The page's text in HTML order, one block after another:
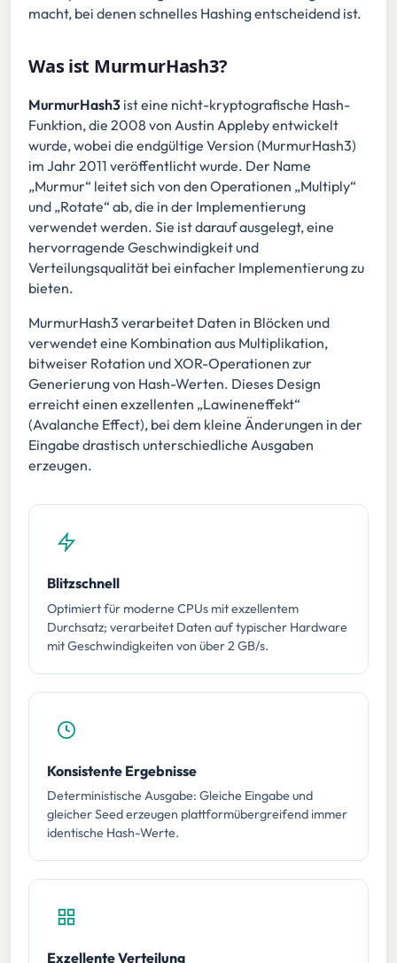
macht, bei denen schnelles Hashing entscheidend ist.
Was ist MurmurHash3?
MurmurHash3 ist eine nicht-kryptografische Hash-
Funktion, die 2008 von Austin Appleby entwickelt
wurde, wobei die endgültige Version (MurmurHash3)
im Jahr 2011 veröffentlicht wurde. Der Name
„Murmur“ leitet sich von den Operationen „Multiply“
und „Rotate“ ab, die in der Implementierung
verwendet werden. Sie ist darauf ausgelegt, eine
hervorragende Geschwindigkeit und
Verteilungsqualität bei einfacher Implementierung zu
bieten.
MurmurHash3 verarbeitet Daten in Blöcken und
verwendet eine Kombination aus Multiplikation,
bitweiser Rotation und XOR-Operationen zur
Generierung von Hash-Werten. Dieses Design
erreicht einen exzellenten „Lawineneffekt“
(Avalanche Effect), bei dem kleine Änderungen in der
Eingabe drastisch unterschiedliche Ausgaben
erzeugen.
Blitzschnell
Optimiert für moderne CPUs mit exzellentem
Durchsatz; verarbeitet Daten auf typischer Hardware
mit Geschwindigkeiten von über 2 GB/s.
Konsistente Ergebnisse
Deterministische Ausgabe: Gleiche Eingabe und
gleicher Seed erzeugen plattformübergreifend immer
identische Hash-Werte.
Exzellente Verteilung